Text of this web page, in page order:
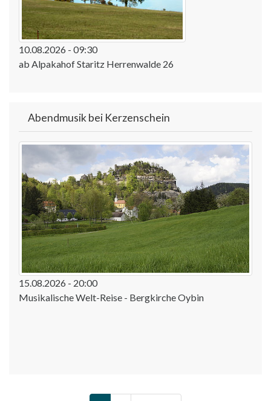
10.08.2026 - 09:30
ab Alpakahof Staritz Herrenwalde 26
Abendmusik bei Kerzenschein
15.08.2026 - 20:00
Musikalische Welt-Reise - Bergkirche Oybin